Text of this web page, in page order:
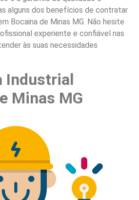
alguns dos benefícios de contratar
Bocaina de Minas MG. Não hesite
experiente e confiável nas
às suas necessidades
Industrial
Minas MG